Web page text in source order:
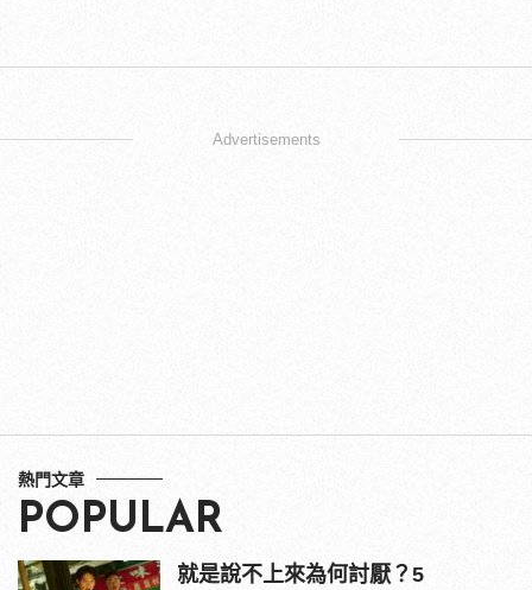
Advertisements
熱門文章
POPULAR
就是說不上來為何討厭？5